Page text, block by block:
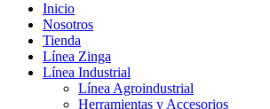
Inicio
Nosotros
Tienda
Línea Zinga
Línea Industrial
Línea Agroindustrial
Herramientas y Accesorios